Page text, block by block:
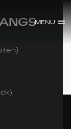
MENU